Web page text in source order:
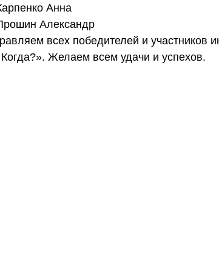
Анна
Александр
всех победителей и участников
Желаем всем удачи и успехов.